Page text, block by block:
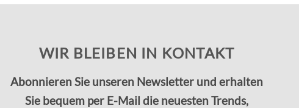
WIR BLEIBEN IN KONTAKT
Abonnieren Sie unseren Newsletter und erhalten
Sie bequem per E-Mail die neuesten Trends,